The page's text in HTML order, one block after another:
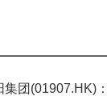
集团(01907.HK)